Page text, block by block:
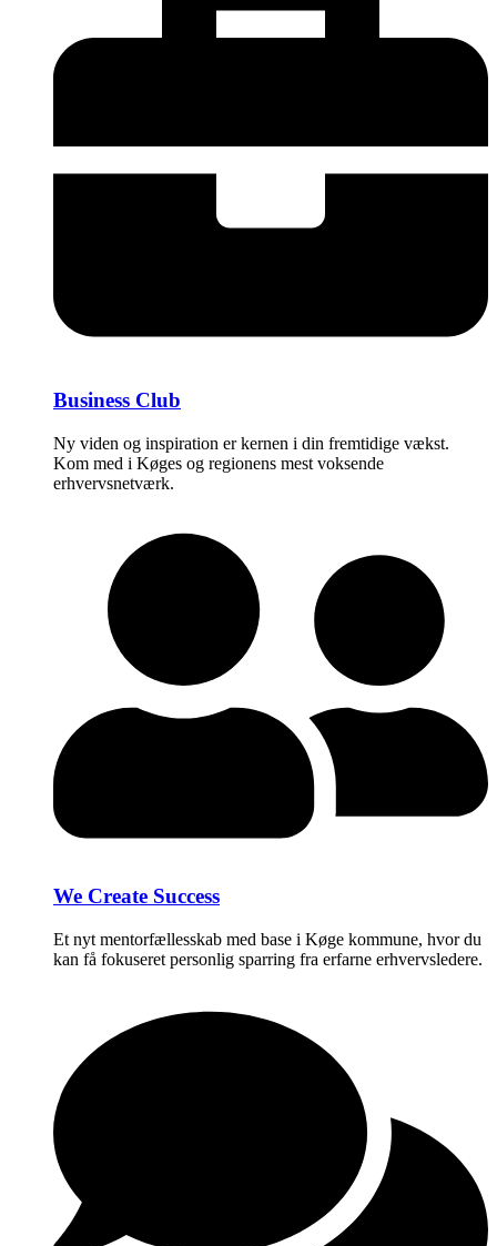
Business Club
Ny viden og inspiration er kernen i din fremtidige vækst.
Kom med i Køges og regionens mest voksende
erhvervsnetværk.
We Create Success
Et nyt mentorfællesskab med base i Køge kommune, hvor du
kan få fokuseret personlig sparring fra erfarne erhvervsledere.